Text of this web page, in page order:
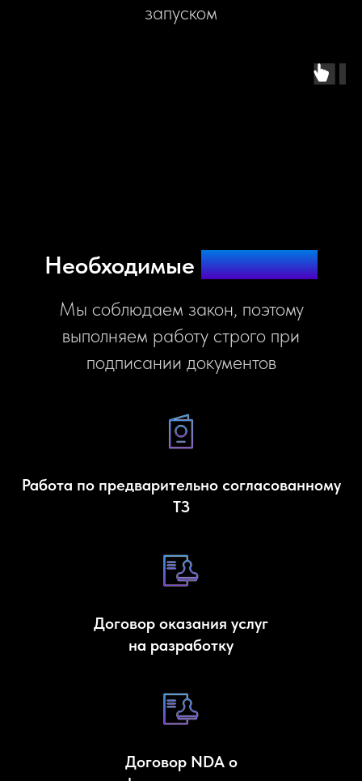
запуском
Необходимые документы
Мы соблюдаем закон, поэтому
выполняем работу строго при
подписании документов
Работа по предварительно согласованному
ТЗ
Договор оказания услуг
на разработку
Договор NDA о